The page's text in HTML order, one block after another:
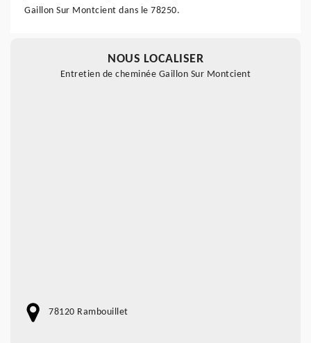
Gaillon Sur Montcient dans le 78250.
NOUS LOCALISER
Entretien de cheminée Gaillon Sur Montcient
78120 Rambouillet